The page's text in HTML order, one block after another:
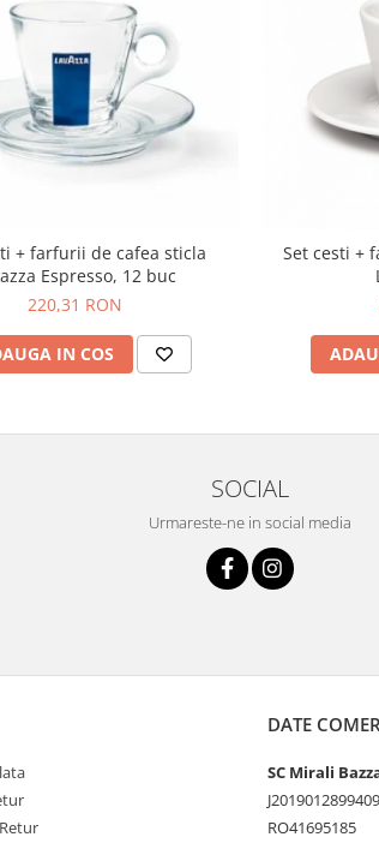
+ farfurii de cafea sticla
Espresso, 12 buc
220,31 RON
IN COS
Set cesti +
SOCIAL
Urmareste-ne in social media
DATE
SC Mirali
J2019012899409
RO41695185